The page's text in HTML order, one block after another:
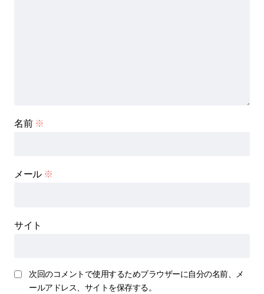
名前 ※
メール ※
サイト
次回のコメントで使用するためブラウザーに自分の名前、メ
ールアドレス、サイトを保存する。